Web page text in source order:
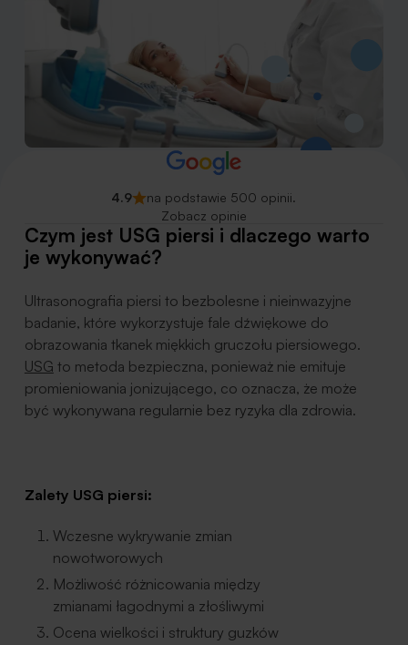
4.9
na podstawie 500 opinii.
Zobacz opinie
Czym jest USG piersi i dlaczego warto
je wykonywać?
Ultrasonografia piersi to bezbolesne i nieinwazyjne
badanie, które wykorzystuje fale dźwiękowe do
obrazowania tkanek miękkich gruczołu piersiowego.
USG to metoda bezpieczna, ponieważ nie emituje
promieniowania jonizującego, co oznacza, że może
być wykonywana regularnie bez ryzyka dla zdrowia.
Zalety USG piersi:
Wczesne wykrywanie zmian
nowotworowych
Możliwość różnicowania między
zmianami łagodnymi a złośliwymi
Ocena wielkości i struktury guzków